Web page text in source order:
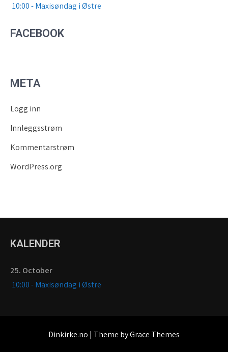
10:00 - Maxisøndag i Østre
FACEBOOK
META
Logg inn
Innleggsstrøm
Kommentarstrøm
WordPress.org
KALENDER
25. October
10:00 - Maxisøndag i Østre
Dinkirke.no | Theme by Grace Themes